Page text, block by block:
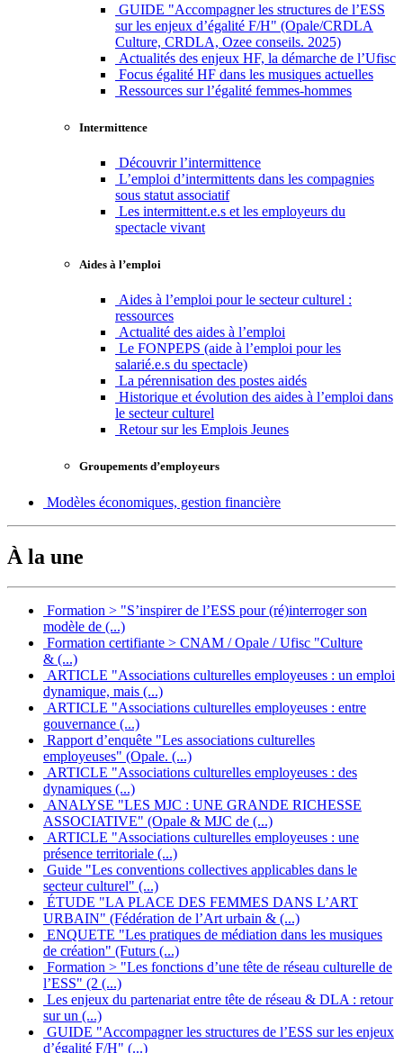
GUIDE "Accompagner les structures de l’ESS
sur les enjeux d’égalité F/H" (Opale/CRDLA
Culture, CRDLA, Ozee conseils. 2025)
Actualités des enjeux HF, la démarche de l’Ufisc
Focus égalité HF dans les musiques actuelles
Ressources sur l’égalité femmes-hommes
Intermittence
Découvrir l’intermittence
L’emploi d’intermittents dans les compagnies
sous statut associatif
Les intermittent.e.s et les employeurs du
spectacle vivant
Aides à l’emploi
Aides à l’emploi pour le secteur culturel :
ressources
Actualité des aides à l’emploi
Le FONPEPS (aide à l’emploi pour les
salarié.e.s du spectacle)
La pérennisation des postes aidés
Historique et évolution des aides à l’emploi dans
le secteur culturel
Retour sur les Emplois Jeunes
Groupements d’employeurs
Modèles économiques, gestion financière
À la une
Formation > "S’inspirer de l’ESS pour (ré)interroger son
modèle de (...)
Formation certifiante > CNAM / Opale / Ufisc "Culture
& (...)
ARTICLE "Associations culturelles employeuses : un emploi
dynamique, mais (...)
ARTICLE "Associations culturelles employeuses : entre
gouvernance (...)
Rapport d’enquête "Les associations culturelles
employeuses" (Opale. (...)
ARTICLE "Associations culturelles employeuses : des
dynamiques (...)
ANALYSE "LES MJC : UNE GRANDE RICHESSE
ASSOCIATIVE" (Opale & MJC de (...)
ARTICLE "Associations culturelles employeuses : une
présence territoriale (...)
Guide "Les conventions collectives applicables dans le
secteur culturel" (...)
ÉTUDE "LA PLACE DES FEMMES DANS L’ART
URBAIN" (Fédération de l’Art urbain & (...)
ENQUETE "Les pratiques de médiation dans les musiques
de création" (Futurs (...)
Formation > "Les fonctions d’une tête de réseau culturelle de
l’ESS" (2 (...)
Les enjeux du partenariat entre tête de réseau & DLA : retour
sur un (...)
GUIDE "Accompagner les structures de l’ESS sur les enjeux
d’égalité F/H" (...)